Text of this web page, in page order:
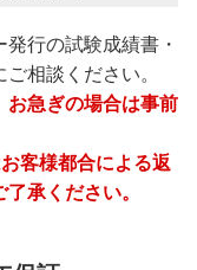
行の試験成績書・
相談ください。
急ぎの場合は事前
客様都合による返
承ください。